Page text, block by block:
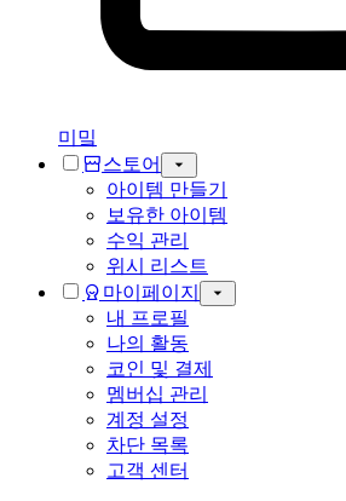
미밐
스토어
아이템 만들기
보유한 아이템
수익 관리
위시 리스트
마이페이지
내 프로필
나의 활동
코인 및 결제
멤버십 관리
계정 설정
차단 목록
고객 센터